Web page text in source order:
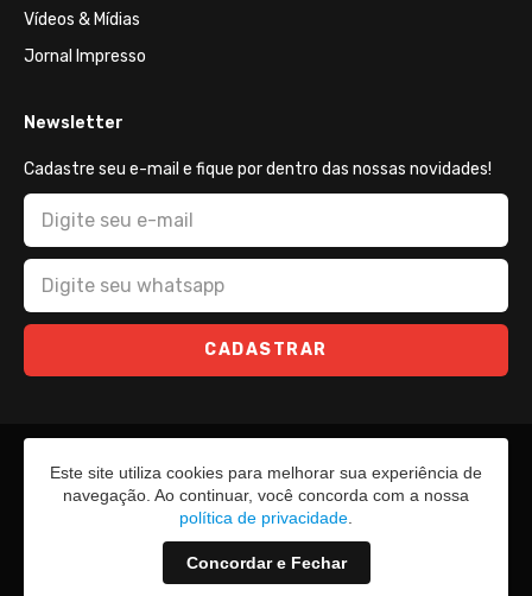
Vídeos & Mídias
Jornal Impresso
Newsletter
Cadastre seu e-mail e fique por dentro das nossas novidades!
CADASTRAR
Este site utiliza cookies para melhorar sua experiência de
navegação. Ao continuar, você concorda com a nossa
política de privacidade
Concordar e Fechar